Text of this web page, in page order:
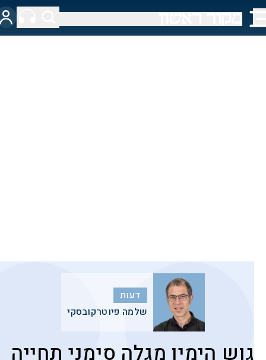
דעות
שלמה פיוטרקובסקי
גוש הימין מגלה סימני תחייה